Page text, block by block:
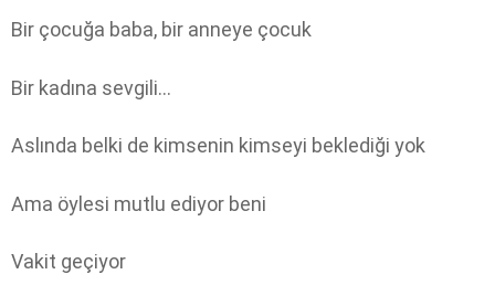
Bir çocuğa baba, bir anneye çocuk
Bir kadına sevgili…
Aslında belki de kimsenin kimseyi beklediği yok
Ama öylesi mutlu ediyor beni
Vakit geçiyor